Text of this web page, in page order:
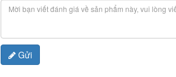
Gửi